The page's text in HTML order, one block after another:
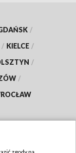
/
/ KIELCE /
/
/